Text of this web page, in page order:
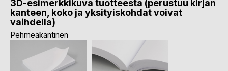
3D-esimerkkikuva tuotteesta (perustuu kirjan
kanteen, koko ja yksityiskohdat voivat
vaihdella)
Pehmeäkantinen